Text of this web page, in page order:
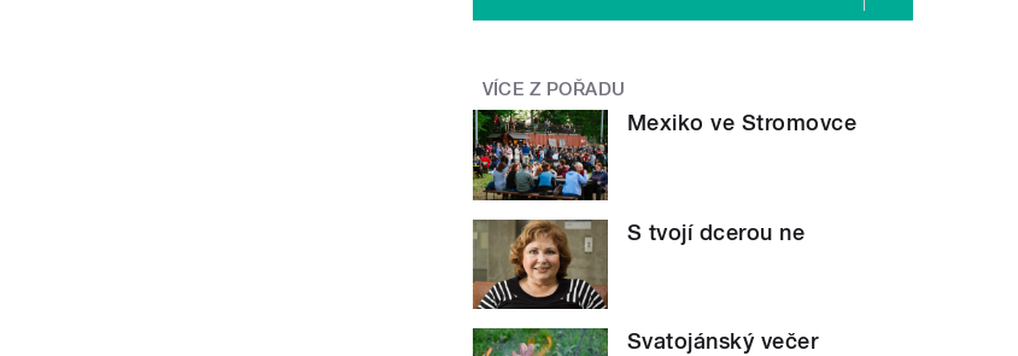
VÍCE Z POŘADU
Mexiko ve Stromovce
S tvojí dcerou ne
Svatojánský večer